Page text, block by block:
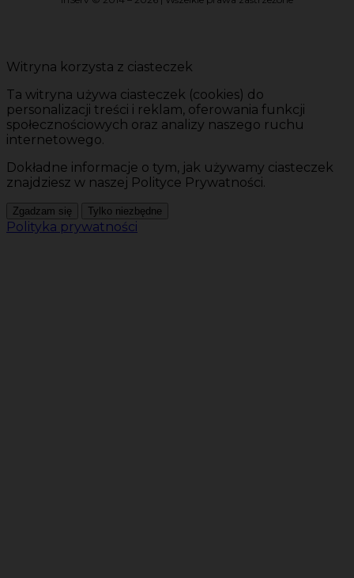
Witryna korzysta z ciasteczek
Ta witryna używa ciasteczek (cookies) do
personalizacji treści i reklam, oferowania funkcji
społecznościowych oraz analizy naszego ruchu
internetowego.
Dokładne informacje o tym, jak używamy ciasteczek
znajdziesz w naszej Polityce Prywatności.
Zgadzam się Tylko niezbędne
Polityka prywatności